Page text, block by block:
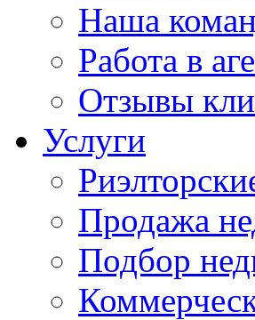
Наша
Работа в
Отзывы
Услуги
Продажа
Подбор